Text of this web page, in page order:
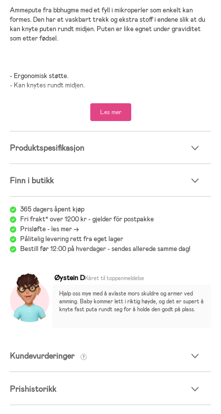
Ammepute fra bbhugme med et fyll i mikroperler som enkelt kan
formes. Den har et vaskbart trekk og ekstra stoff i endene slik at du
kan knyte puten rundt midjen. Puten er like egnet under graviditet
som etter fødsel.
- Ergonomisk støtte.
- Kan knytes rundt midjen.
- Former seg etter kroppen til mor og barn.
- Gir støtte til skuldre, rygg og armer.
- Avtagbart og vaskbart trekk.
fritt for skadelige kjemikalier.
- Anbefalt alder: fra nyfødt til 2 år.
- OBS! Putens lengde og fasthet kan justeres med små fester,
”Pebbles”, som leveres med puten. Pebbles i andre farger selges
separat.
- Trekk: bomull, spandeks.
- Fyll: mikroperler.
Les mer
Produktspesifikasjon
Finn i butikk
365 dagers åpent kjøp
Fri frakt* over 1200 kr - gjelder för postpakke
Prisløfte - les mer ->
Pålitelig levering rett fra eget lager
Bestill før 12:00 på hverdager - sendes allerede samme dag!
Øystein DKåret til toppanmeldelse
Hjalp oss mye med å avlaste mors skuldre og armer ved
amming. Baby kommer lett i riktig høyde, og det er supert å
knyte fast puta rundt seg for å holde den godt på plass.
Kundevurderinger
Prishistorikk